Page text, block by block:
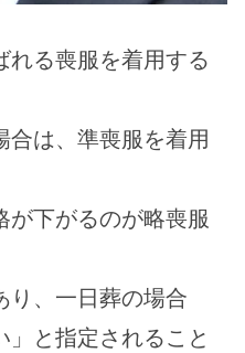
れる喪服を着用する
合は、準喪服を着用
が下がるのが略喪服
り、一日葬の場合
」と指定されること